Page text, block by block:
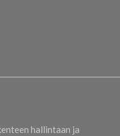
hallintaan ja